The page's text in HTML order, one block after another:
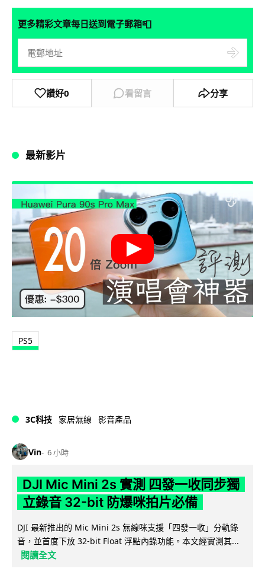
更多精彩文章每日送到電子郵箱📮
讚好0 看留言 分享
最新影片
PS5
3C科技 家居無線 影音產品
Vin 6 小時
DJI Mic Mini 2s 實測 四發一收同步獨
立錄音 32-bit 防爆咪拍片必備
DJI 最新推出的 Mic Mini 2s 無線咪支援「四發一收」分軌錄
音，並首度下放 32-bit Float 浮點內錄功能。本文經實測其...
閱讀全文